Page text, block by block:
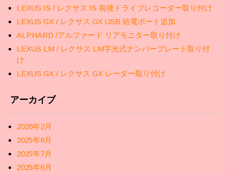
LEXUS IS / レクサス IS 前後ドライブレコーダー取り付け
LEXUS GX / レクサス GX USB 給電ポート追加
ALPHARD /アルファード リアモニター取り付け
LEXUS LM / レクサス LM字光式ナンバープレート取り付
け
LEXUS GX / レクサス GX レーダー取り付け
アーカイブ
2026年2月
2025年9月
2025年7月
2025年6月